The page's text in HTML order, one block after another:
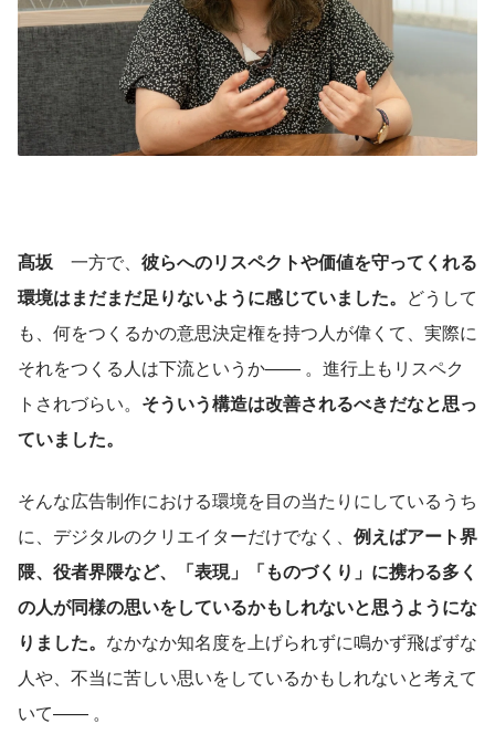
髙坂 一方で、 彼らへのリスペクトや価値を守ってくれる
環境はまだまだ足りないように感じていました。 どうして
も、何をつくるかの意思決定権を持つ人が偉くて、実際に
それをつくる人は下流というか—— 。進行上もリスペク
トされづらい。 そういう構造は改善されるべきだなと思っ
ていました。
そんな広告制作における環境を目の当たりにしているうち
に、デジタルのクリエイターだけでなく、 例えばアート界
隈、役者界隈など、「表現」「ものづくり」に携わる多く
の人が同様の思いをしているかもしれないと思うようにな
りました。 なかなか知名度を上げられずに鳴かず飛ばずな
人や、不当に苦しい思いをしているかもしれないと考えて
いて—— 。